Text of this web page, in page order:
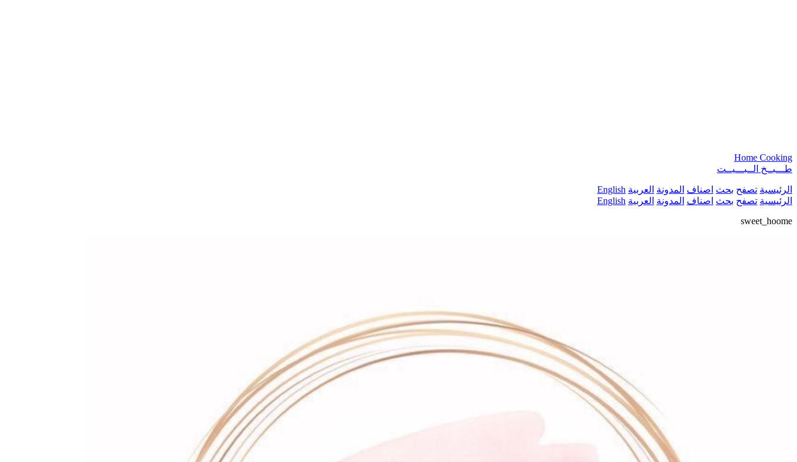
Home Cooking
طـــبــخ الــبـــيــت
الرئيسية تصفح بحث اصناف المدونة العربية English
الرئيسية تصفح بحث اصناف المدونة العربية English
sweet_hoome